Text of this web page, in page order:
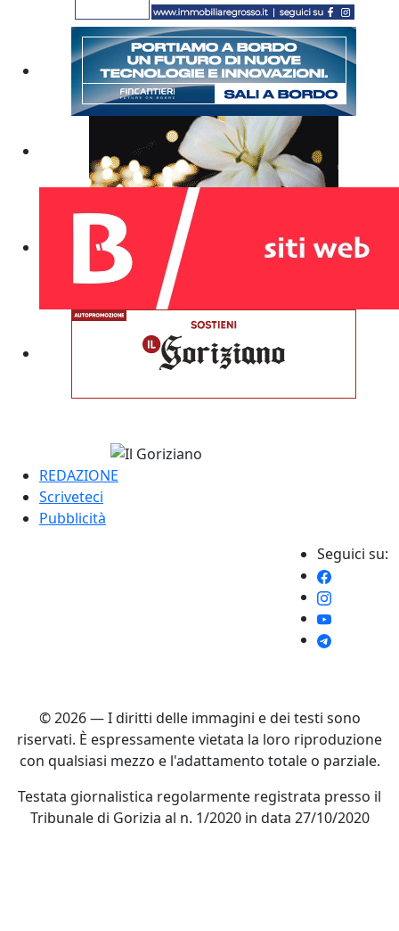
REDAZIONE
Scriveteci
Pubblicità
Seguici su:
© 2026 — I diritti delle immagini e dei testi sono
riservati. È espressamente vietata la loro riproduzione
con qualsiasi mezzo e l'adattamento totale o parziale.
Testata giornalistica regolarmente registrata presso il
Tribunale di Gorizia al n. 1/2020 in data 27/10/2020